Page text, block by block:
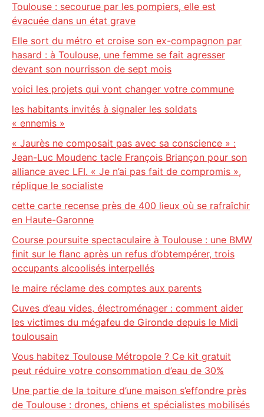
Toulouse : secourue par les pompiers, elle est
évacuée dans un état grave
Elle sort du métro et croise son ex-compagnon par
hasard : à Toulouse, une femme se fait agresser
devant son nourrisson de sept mois
voici les projets qui vont changer votre commune
les habitants invités à signaler les soldats
« ennemis »
« Jaurès ne composait pas avec sa conscience » :
Jean-Luc Moudenc tacle François Briançon pour son
alliance avec LFI. « Je n’ai pas fait de compromis »,
réplique le socialiste
cette carte recense près de 400 lieux où se rafraîchir
en Haute-Garonne
Course poursuite spectaculaire à Toulouse : une BMW
finit sur le flanc après un refus d’obtempérer, trois
occupants alcoolisés interpellés
le maire réclame des comptes aux parents
Cuves d’eau vides, électroménager : comment aider
les victimes du mégafeu de Gironde depuis le Midi
toulousain
Vous habitez Toulouse Métropole ? Ce kit gratuit
peut réduire votre consommation d’eau de 30%
Une partie de la toiture d’une maison s’effondre près
de Toulouse : drones, chiens et spécialistes mobilisés